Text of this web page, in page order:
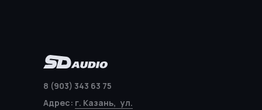
8 (903) 343 63 75
Адрес: г. Казань, ул.